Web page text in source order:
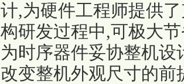
计,为硬件工程师提供
构研发过程中,可极大
为时序器件妥协整机
改变整机外观尺寸的